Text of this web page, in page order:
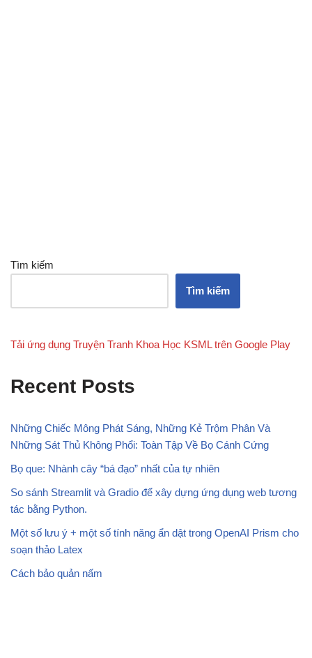
Tìm kiếm
Tìm kiếm
Tải ứng dụng Truyện Tranh Khoa Học KSML trên Google Play
Recent Posts
Những Chiếc Mông Phát Sáng, Những Kẻ Trộm Phân Và
Những Sát Thủ Không Phổi: Toàn Tập Về Bọ Cánh Cứng
Bọ que: Nhành cây “bá đạo” nhất của tự nhiên
So sánh Streamlit và Gradio để xây dựng ứng dụng web tương
tác bằng Python.
Một số lưu ý + một số tính năng ẩn dật trong OpenAI Prism cho
soạn thảo Latex
Cách bảo quản nấm